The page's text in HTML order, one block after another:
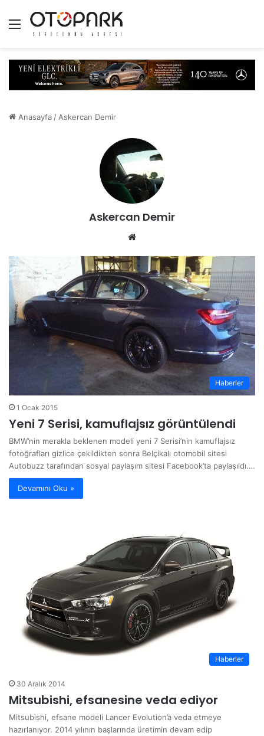
Menü
Anasayfa / Askercan Demir
Askercan Demir
sit
esi
Haberler
1 Ocak 2015
Yeni 7 Serisi, kamuflajsız görüntülendi
BMW’nin merakla beklenen modeli yeni 7 Serisi’nin kamuflajsız
fotoğrafları gizlice çekildikten sonra Belçikalı otomobil sitesi
Autobuzz tarafından sosyal paylaşım sitesi Facebook’ta paylaşıldı.…
Devamını Oku »
Haberler
30 Aralık 2014
Mitsubishi, efsanesine veda ediyor
Mitsubishi, efsane modeli Lancer Evolution’a veda etmeye
hazırlanıyor. 2014 yılının başlarında üretimin devam edip